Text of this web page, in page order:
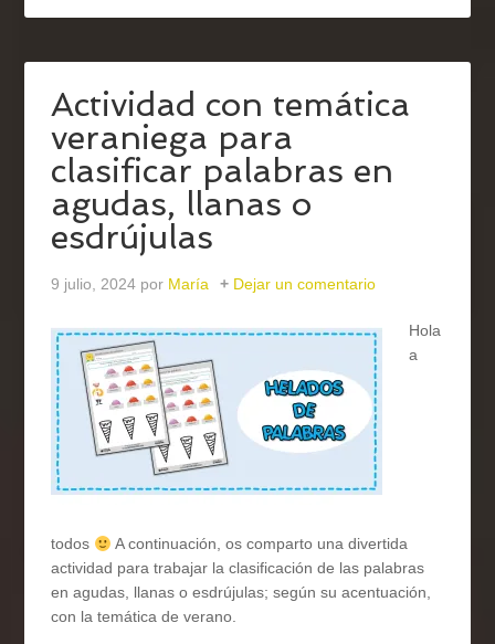
Actividad con temática
veraniega para
clasificar palabras en
agudas, llanas o
esdrújulas
9 julio, 2024 por María Dejar un comentario
Hola
a
todos
A continuación, os comparto una divertida
actividad para trabajar la clasificación de las palabras
en agudas, llanas o esdrújulas; según su acentuación,
con la temática de verano.